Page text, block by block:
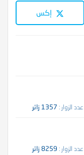
إكس
عدد الزوار : 1357 زائر
عدد الزوار : 8259 زائر